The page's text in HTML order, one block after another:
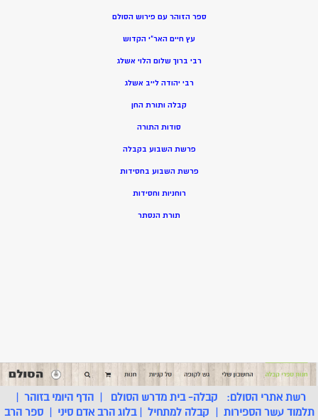
ספר הזוהר עם פירוש הסולם
עץ חיים האר”י הקדוש
רבי ברוך שלום הלוי אשלג
רבי יהודה לייב אשלג
קבלה ותורת החן
סודות התורה
פרשת השבוע בקבלה
פרשת השבוע בחסידות
רוחניות וחסידות
תורת הנסתר
רשת אתרי הסולם: קבלה- בית מדרש הסולם |הדף היומי בזוהר |
תלמוד עשר הספירות | קבלה למתחיל |בלוג הרב אדם סיני |ספר הרב